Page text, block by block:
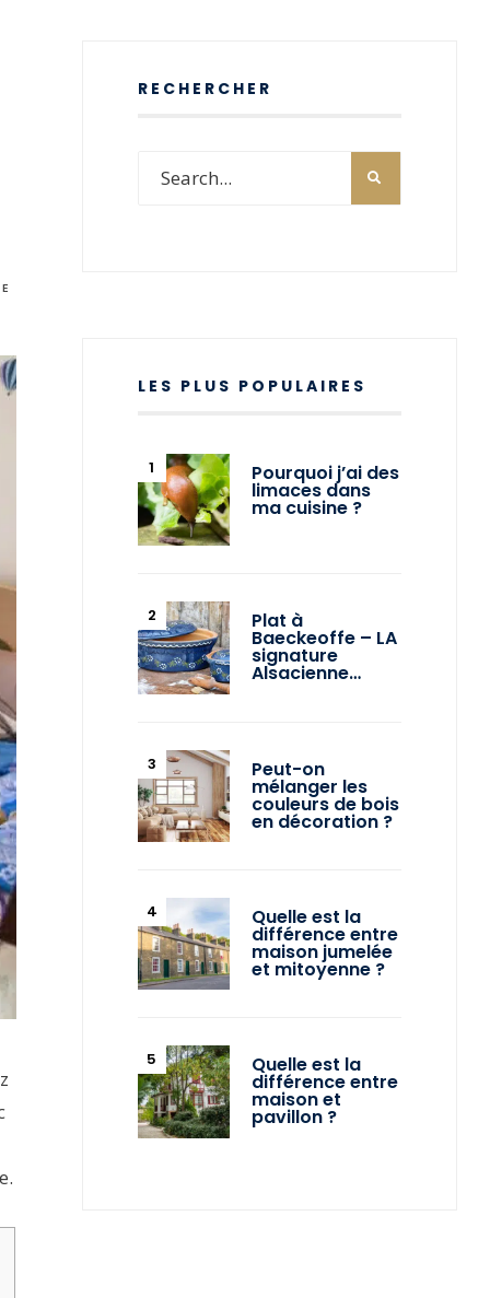
RECHERCHER
LES PLUS POPULAIRES
Pourquoi j’ai des
limaces dans
ma cuisine ?
Plat à
Baeckeoffe – LA
signature
Alsacienne…
Peut-on
mélanger les
couleurs de bois
en décoration ?
Quelle est la
différence entre
maison jumelée
et mitoyenne ?
Quelle est la
différence entre
maison et
pavillon ?